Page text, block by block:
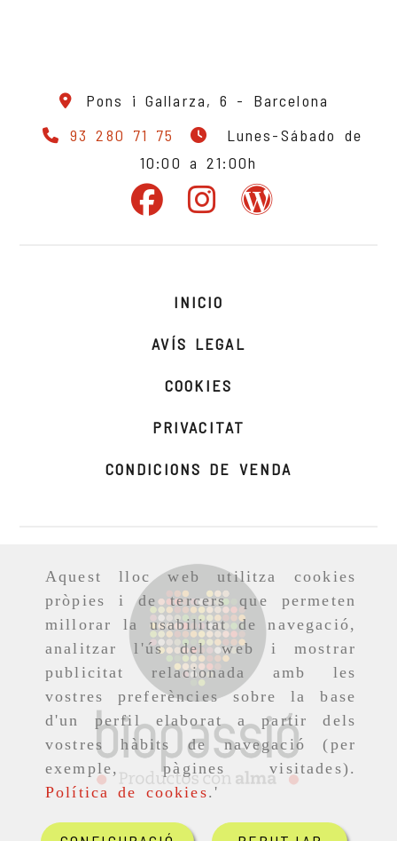
Aquest lloc web utilitza cookies
pròpies i de tercers que permeten
millorar la usabilitat de navegació,
analitzar l'ús del web i mostrar
publicitat relacionada amb les
vostres preferències sobre la base
d'un perfil elaborat a partir dels
vostres hàbits de navegació (per
exemple, pàgines visitades).
Política de cookies.'
Pons i Gallarza, 6 - Barcelona
93 280 71 75
Lunes-Sábado de
10:00 a 21:00h
INICIO
AVÍS LEGAL
COOKIES
PRIVACITAT
CONDICIONS DE VENDA